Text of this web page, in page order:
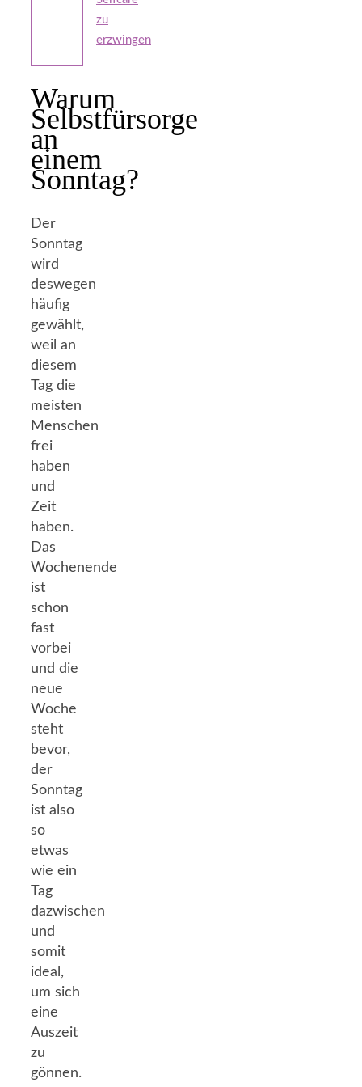
zu
erzwingen
Warum
Selbstfürsorge
an
einem
Sonntag?
Der
Sonntag
wird
deswegen
häufig
gewählt,
weil an
diesem
Tag die
meisten
Menschen
frei
haben
und
Zeit
haben.
Das
Wochenende
ist
schon
fast
vorbei
und die
neue
Woche
steht
bevor,
der
Sonntag
ist also
so
etwas
wie ein
Tag
dazwischen
und
somit
ideal,
um sich
eine
Auszeit
zu
gönnen.